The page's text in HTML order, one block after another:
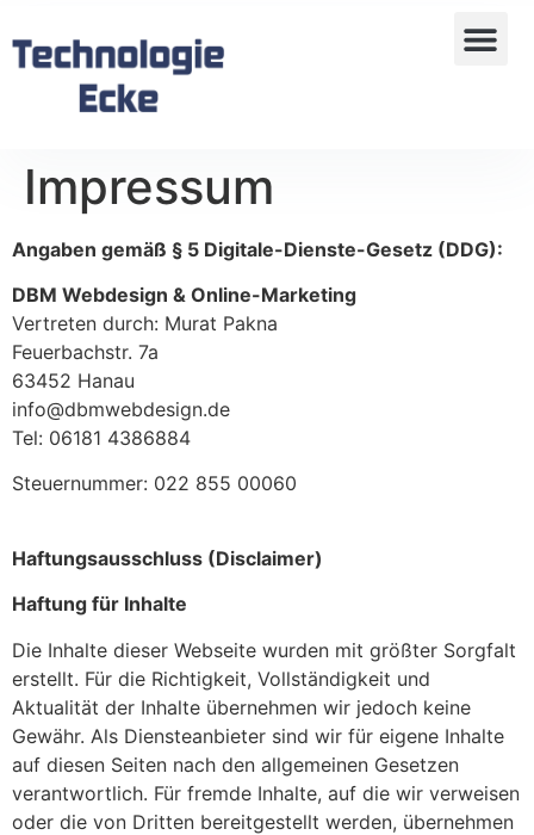
Impressum
Angaben gemäß § 5 Digitale-Dienste-Gesetz (DDG):
DBM Webdesign & Online-Marketing
Vertreten durch: Murat Pakna
Feuerbachstr. 7a
63452 Hanau
info@dbmwebdesign.de
Tel: 06181 4386884
Steuernummer: 022 855 00060
Haftungsausschluss (Disclaimer)
Haftung für Inhalte
Die Inhalte dieser Webseite wurden mit größter Sorgfalt
erstellt. Für die Richtigkeit, Vollständigkeit und
Aktualität der Inhalte übernehmen wir jedoch keine
Gewähr. Als Diensteanbieter sind wir für eigene Inhalte
auf diesen Seiten nach den allgemeinen Gesetzen
verantwortlich. Für fremde Inhalte, auf die wir verweisen
oder die von Dritten bereitgestellt werden, übernehmen